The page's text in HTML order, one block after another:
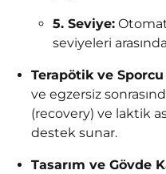
5. Seviye:
seviyeleri
Terapötik ve
ve egzersiz
(recovery) ve laktik
destek sunar.
Tasarım ve Gövde